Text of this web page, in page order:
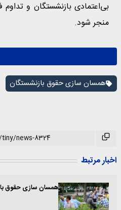
بی‌اعتمادی بازنشستگان و
منجر شود.
همسان سازی حقوق بازنشستگان
اخبار مرتبط
همسان سازی حقوق